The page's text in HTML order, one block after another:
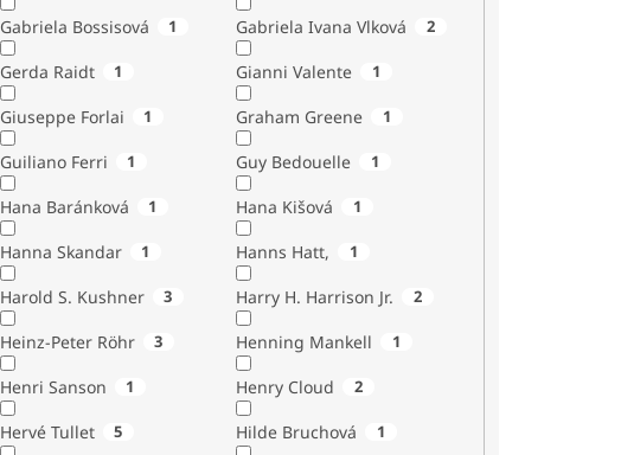
Gabriela Bossisová 1 Gabriela Ivana Vlková 2
Gerda Raidt 1 Gianni Valente 1
Giuseppe Forlai 1 Graham Greene 1
Guiliano Ferri 1 Guy Bedouelle 1
Hana Baránková 1 Hana Kišová 1
Hanna Skandar 1 Hanns Hatt, 1
Harold S. Kushner 3 Harry H. Harrison Jr. 2
Heinz-Peter Röhr 3 Henning Mankell 1
Henri Sanson 1 Henry Cloud 2
Hervé Tullet 5 Hilde Bruchová 1